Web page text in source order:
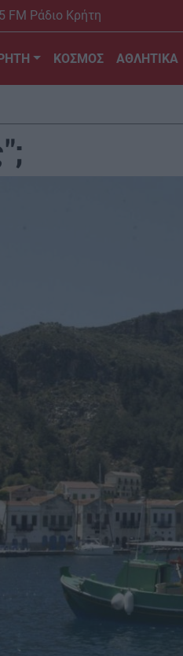
FM Ράδιο Κρήτη
ΚΟΣΜΟΣ ΑΘΛΗΤΙΚΑ